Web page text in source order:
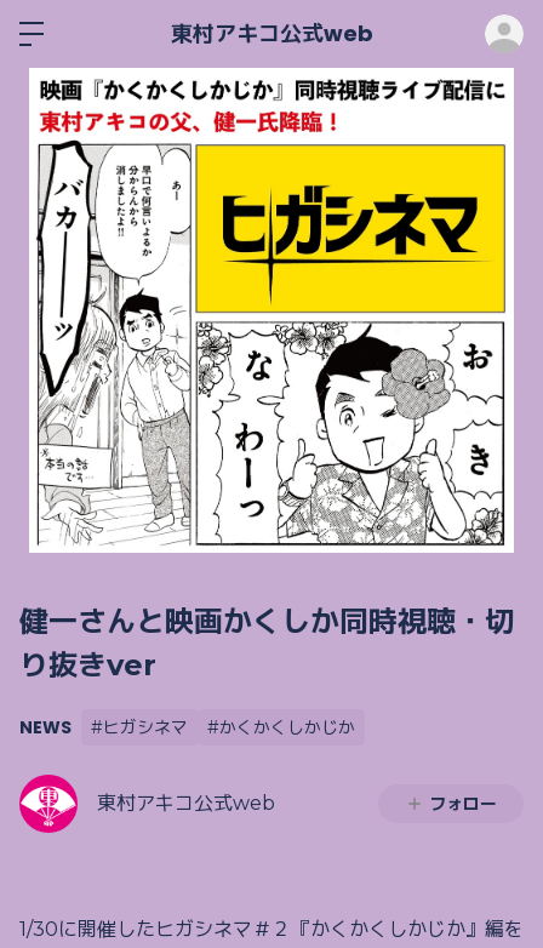
東村アキコ公式web
健一さんと映画かくしか同時視聴・切
り抜きver
NEWS #ヒガシネマ #かくかくしかじか
東村アキコ公式web フォロー
1/30に開催したヒガシネマ＃２『かくかくしかじか』編を